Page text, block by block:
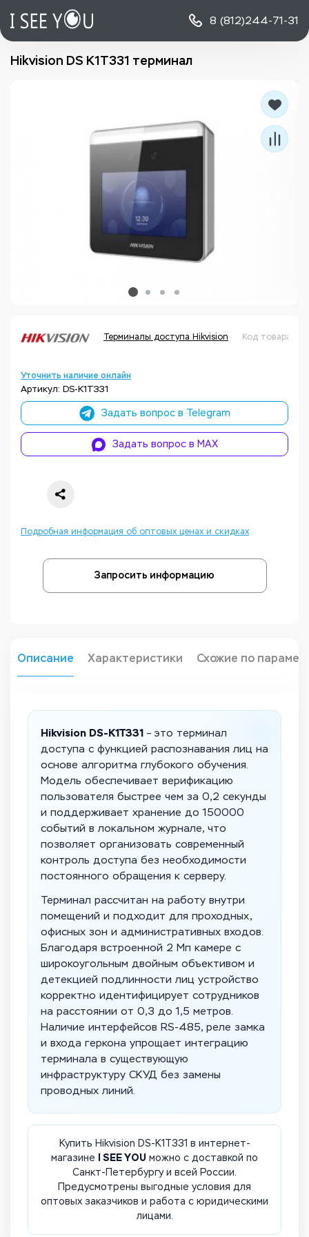
8 (812)244-71-31
Hikvision DS K1T331 терминал
Терминалы доступа Hikvision Код товара:
Уточнить наличие онлайн
Артикул: DS-K1T331
Задать вопрос в Telegram
Задать вопрос в MAX
Подробная информация об оптовых ценах и скидках
Запросить информацию
Описание Характеристики Схожие по
Hikvision DS-K1T331 – это терминал
доступа с функцией распознавания лиц на
основе алгоритма глубокого обучения.
Модель обеспечивает верификацию
пользователя быстрее чем за 0,2 секунды
и поддерживает хранение до 150000
событий в локальном журнале, что
позволяет организовать современный
контроль доступа без необходимости
постоянного обращения к серверу.
Терминал рассчитан на работу внутри
помещений и подходит для проходных,
офисных зон и административных входов.
Благодаря встроенной 2 Мп камере с
широкоугольным двойным объективом и
детекцией подлинности лиц устройство
корректно идентифицирует сотрудников
на расстоянии от 0,3 до 1,5 метров.
Наличие интерфейсов RS-485, реле замка
и входа геркона упрощает интеграцию
терминала в существующую
инфраструктуру СКУД без замены
проводных линий.
Купить Hikvision DS-K1T331 в интернет-
магазине I SEE YOU можно с доставкой по
Санкт-Петербургу и всей России.
Предусмотрены выгодные условия для
оптовых заказчиков и работа с юридическими
лицами.